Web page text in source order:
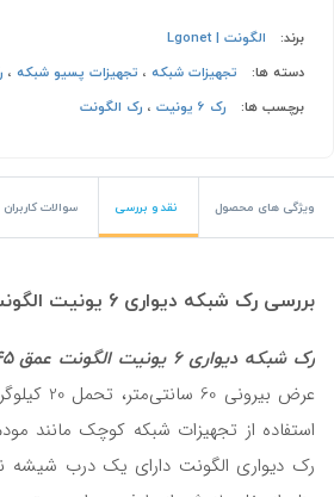
برند:
الگونت | Lgonet
دسته ها:
تجهیزات شبکه، تجهیزات پسیو شبکه،
برچسب ها:
رک 6 یونیت ، رک الگونت
ویژگی های محصول نقد و بررسی سوالات کاربران
بررسی رک شبکه دیواری 6 یونیت الگونت عمق 45
رک شبکه دیواری 6 یونیت الگونت عمق 45
عرض بیرونی
استفاده از تجهیزات شبکه کوچک مانند
رک دیواری الگونت دارای یک درب شیشه